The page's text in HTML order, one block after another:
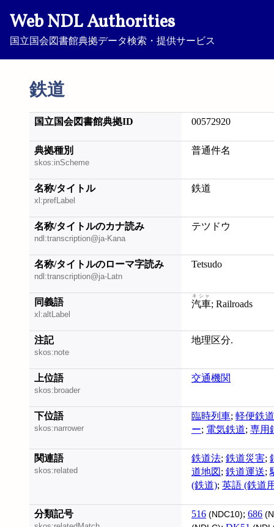
Web NDL Authorities
国立国会図書館典拠データ検索・提供サービス
鉄道
国立国会図書館典拠ID 00572920
典拠種別
skos:inScheme
普通件名
名称/タイトル
xl:prefLabel
鉄道
名称/タイトルのカナ読み
ndl:transcription@ja-Kana
テツドウ
名称/タイトルのローマ字読み
ndl:transcription@ja-Latn
Tetsudo
同義語
xl:altLabel
汽車
キシャ
; Railroads
注記
skos:note
地理区分.
上位語
skos:broader
交通機関
下位語
skos:narrower
臨時列車; 軽便鉄道
ー; 電気鉄道; 専用
関連語
skos:related
鉄道法; 鉄道災害;
道地図 ; 鉄道運送;
(鉄道); 英語 (鉄道
分類記号 516 (NDC10); 686